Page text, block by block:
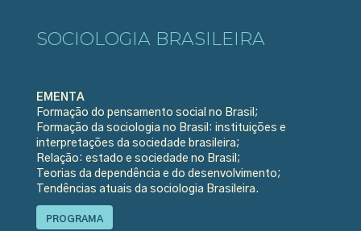
SOCIOLOGIA BRASILEIRA
EMENTA
Formação do pensamento social no Brasil;
Formação da sociologia no Brasil: instituições e
interpretações da sociedade brasileira;
Relação: estado e sociedade no Brasil;
Teorias da dependência e do desenvolvimento;
Tendências atuais da sociologia Brasileira.
PROGRAMA